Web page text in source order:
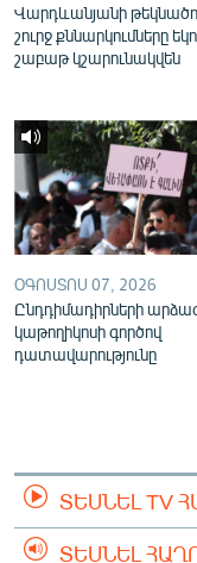
Վարդևանյանի
շուրջ քննարկումները
շաբաթ կշարունակվեն
ՕԳՈՍՏՈՍ 07, 2026
Ընդդիմադիրների
կաթողիկոսի գործով
դատավարությունը
ՏԵՍՆԵԼ TV
ՏԵՍՆԵԼ